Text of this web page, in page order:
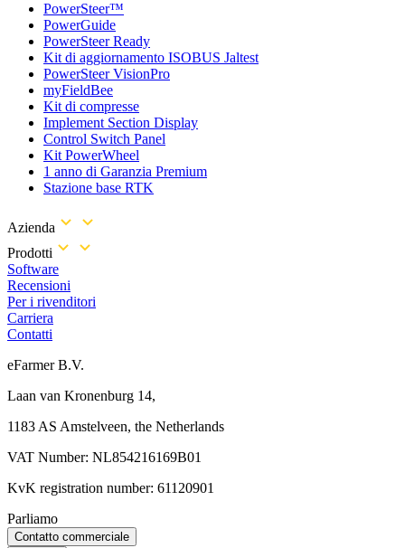
PowerSteer™
PowerGuide
PowerSteer Ready
Kit di aggiornamento ISOBUS Jaltest
PowerSteer VisionPro
myFieldBee
Kit di compresse
Implement Section Display
Control Switch Panel
Kit PowerWheel
1 anno di Garanzia Premium
Stazione base RTK
Azienda
Prodotti
Software
Recensioni
Per i rivenditori
Carriera
Contatti
eFarmer B.V.
Laan van Kronenburg 14,
1183 AS Amstelveen, the Netherlands
VAT Number: NL854216169B01
KvK registration number: 61120901
Parliamo
Contatto commerciale